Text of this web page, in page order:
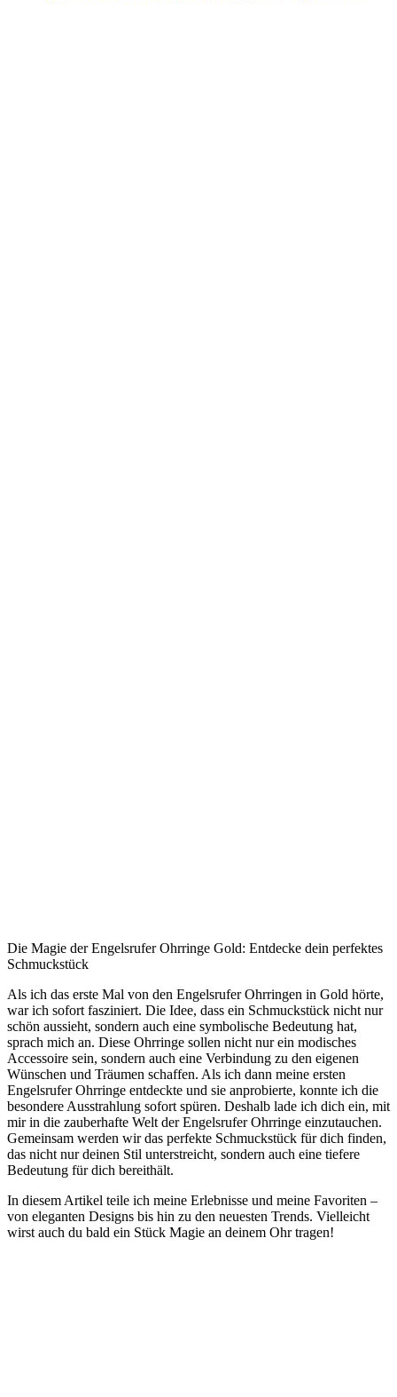
Die Magie der Engelsrufer Ohrringe Gold:⁤ Entdecke dein ⁣perfektes
Schmuckstück
Als ⁤ich​ das erste Mal von den Engelsrufer Ohrringen in Gold‍ hörte,
war ich​ sofort fasziniert. Die Idee, dass ⁣ein ⁤Schmuckstück nicht⁣ nur
schön aussieht, sondern auch eine symbolische Bedeutung hat,
sprach ​mich an. Diese Ohrringe sollen ​nicht nur ein modisches
Accessoire sein,⁣ sondern auch eine Verbindung zu den ​eigenen
Wünschen und Träumen schaffen. Als ich dann meine ersten
⁢Engelsrufer Ohrringe entdeckte und ⁢sie anprobierte, konnte ich die
besondere Ausstrahlung sofort spüren. Deshalb ‍lade ich dich ein, ⁣mit
mir in‌ die ⁣zauberhafte​ Welt der⁤ Engelsrufer Ohrringe einzutauchen.‌
Gemeinsam werden wir das perfekte Schmuckstück‍ für dich​ finden,
das​ nicht nur deinen Stil unterstreicht, sondern auch eine tiefere
Bedeutung für ‌dich bereithält.
In diesem Artikel teile ich meine‍ Erlebnisse und ‌meine Favoriten –
von eleganten Designs bis hin ​zu den‍ neuesten Trends. Vielleicht
wirst auch du bald ein Stück⁤ Magie an deinem ​Ohr tragen!​